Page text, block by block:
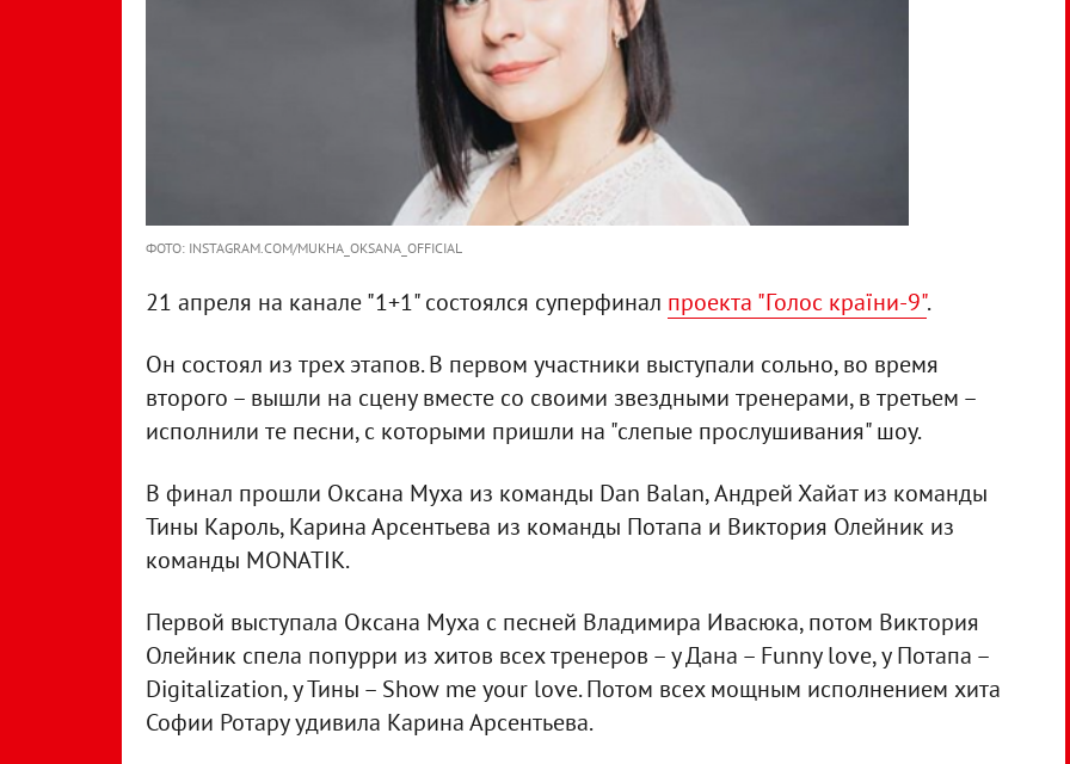
ФОТО: INSTAGRAM.COM/MUKHA_OKSANA_OFFICIAL
21 апреля на канале "1+1" состоялся суперфинал проекта "Голос країни-9".
Он состоял из трех этапов. В первом участники выступали сольно, во время
второго – вышли на сцену вместе со своими звездными тренерами, в третьем –
исполнили те песни, с которыми пришли на "слепые прослушивания" шоу.
В финал прошли Оксана Муха из команды Dan Balan, Андрей Хайат из команды
Тины Кароль, Карина Арсентьева из команды Потапа и Виктория Олейник из
команды MONATIK.
Первой выступала Оксана Муха с песней Владимира Ивасюка, потом Виктория
Олейник спела попурри из хитов всех тренеров – у Дана – Funny love, у Потапа –
Digitalization, у Тины – Show me your love. Потом всех мощным исполнением хита
Софии Ротару удивила Карина Арсентьева.